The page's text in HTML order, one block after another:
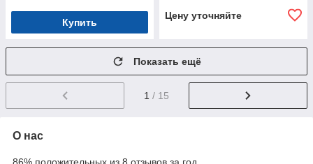
Купить
Цену уточняйте
Показать ещё
1 / 15
О нас